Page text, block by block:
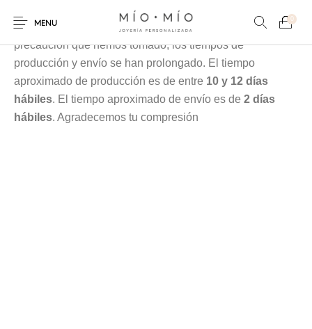
MENU
0
Cada pieza es elaborada en nuestra taller especialmente
para tí, debido a la contingencia y a las medidas de
precaución que hemos tomado, los tiempos de
producción y envío se han prolongado. El tiempo
aproximado de producción es de entre 10 y 12 días
hábiles. El tiempo aproximado de envío es de2 días
hábiles. Agradecemos tu compresión